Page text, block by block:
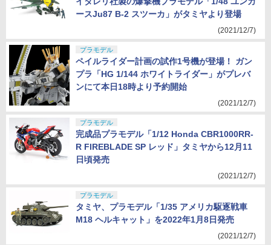
ースJu87 B-2 スツーカ」がタミヤより登場
(2021/12/7)
プラモデル
ペイルライダー計画の試作1号機が登場！ ガン
プラ「HG 1/144 ホワイトライダー」がプレバ
ンにて本日18時より予約開始
(2021/12/7)
プラモデル
完成品プラモデル「1/12 Honda CBR1000RR-
R FIREBLADE SP レッド」タミヤから12月11
日頃発売
(2021/12/7)
プラモデル
タミヤ、プラモデル「1/35 アメリカ駆逐戦車
M18 ヘルキャット」を2022年1月8日発売
(2021/12/7)